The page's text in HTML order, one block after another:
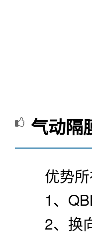
气动隔
优势所
1、QBK
2、换向